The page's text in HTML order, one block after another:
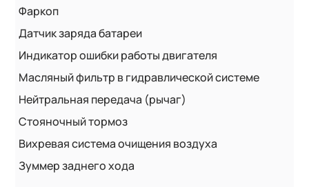
Фаркоп
Датчик заряда батареи
Индикатор ошибки работы двигателя
Масляный фильтр в гидравлической системе
Нейтральная передача (рычаг)
Стояночный тормоз
Вихревая система очищения воздуха
Зуммер заднего хода